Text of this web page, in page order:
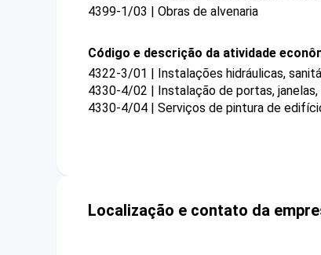
4399-1/03 | Obras de alvenaria
Código e descrição da atividade
4322-3/01 | Instalações hidráulicas,
4330-4/02 | Instalação de portas,
4330-4/04 | Serviços de pintura de
Localização e contato da